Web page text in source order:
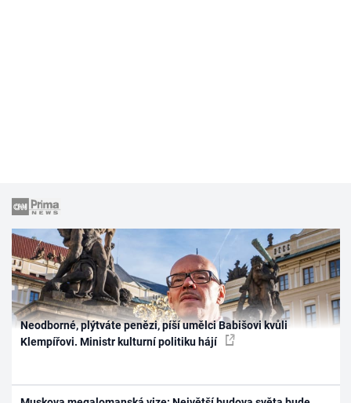
Neodborné, plýtváte penězi, píší umělci Babišovi kvůli
Klempířovi. Ministr kulturní politiku hájí